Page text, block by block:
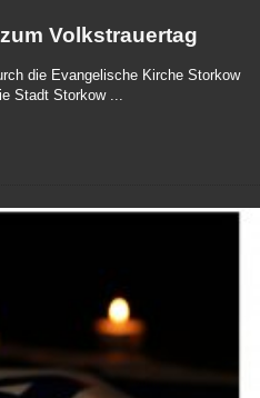
Volkstrauertag
die Evangelische Kirche Storkow
Stadt Storkow ...